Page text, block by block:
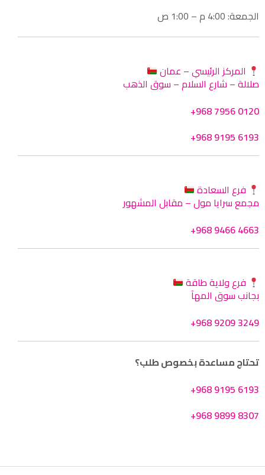
الجمعة: 4:00 م – 1:00 ص
المركز الرئيسي – عمان
صلالة – شارع السلام – سوق الذهب
+968 7956 0120
+968 9195 6193
فرع السعادة
مجمع سرايا مول – مقابل المشهور
+968 9466 4663
فرع ولاية طاقة
بجانب سوق المهآ
+968 9209 3249
تحتاج مساعدة بخصوص طلب؟
+968 9195 6193
+968 9899 8307